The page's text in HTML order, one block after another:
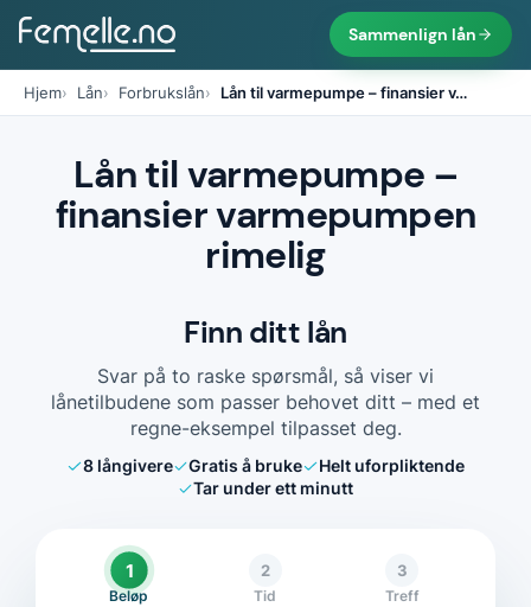
Sammenlign lån
Hjem Lån Forbrukslån Lån til varmepumpe – finansier v…
Lån til varmepumpe –
finansier varmepumpen
rimelig
Finn ditt lån
Svar på to raske spørsmål, så viser vi
lånetilbudene som passer behovet ditt – med et
regne-eksempel tilpasset deg.
8långivere Gratis å bruke
Helt uforpliktende
Tar under ett minutt
1
Beløp
2
Tid
3
Treff